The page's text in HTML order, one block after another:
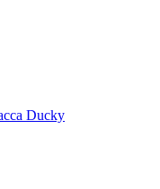
Ducky